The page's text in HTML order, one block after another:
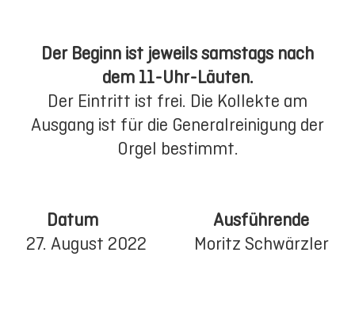
Der Beginn ist jeweils samstags nach
dem 11-Uhr-Läuten.
Der Eintritt ist frei. Die Kollekte am
Ausgang ist für die Generalreinigung der
Orgel bestimmt.
Datum Ausführende
27. August 2022 Moritz Schwärzler